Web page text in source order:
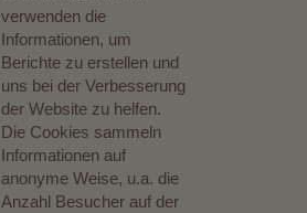
verwenden die
Informationen, um
Berichte zu erstellen und
uns bei der Verbesserung
der Website zu helfen.
Die Cookies sammeln
Informationen auf
anonyme Weise, u.a. die
Anzahl Besucher auf der